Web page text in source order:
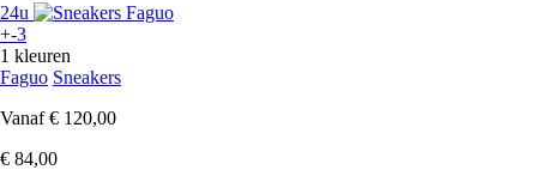
24u
+-3
1 kleuren
Faguo Sneakers
Vanaf € 120,00
€ 84,00